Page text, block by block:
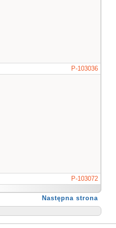
P-103036
P-103072
Następna strona